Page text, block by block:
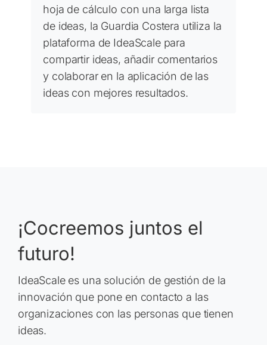
hoja de cálculo con una larga lista
de ideas, la Guardia Costera utiliza la
plataforma de IdeaScale para
compartir ideas, añadir comentarios
y colaborar en la aplicación de las
ideas con mejores resultados.
¡Cocreemos juntos el
futuro!
IdeaScale es una solución de gestión de la
innovación que pone en contacto a las
organizaciones con las personas que tienen
ideas.